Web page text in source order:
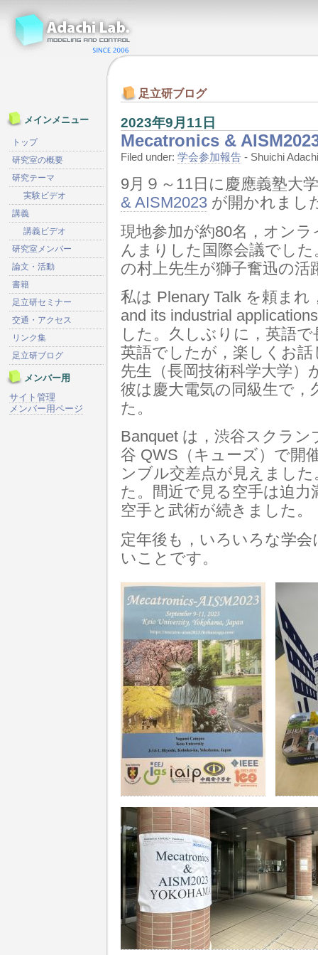
足立研ブログ
2023年9月11日
Mecatronics &
Filed under: 学会参加報告 - Shuichi
9月９～11日に慶應義塾大
& AISM2023 が開かれまし
現地参加が約80名，オン
んまりした国際会議でし
の村上先生が獅子奮迅の
私は Plenary Talk を頼まれ
and its industrial
した。久しぶりに，英語
英語でしたが，楽しくお
先生（長岡技術科学大学
彼は慶大電気の同級生で
た。
Banquet は，渋谷スクラ
谷 QWS（キューズ）で開
ンブル交差点が見えまし
た。間近で見る空手は迫
空手と武術が続きました。
定年後も，いろいろな学
いことです。
メインメニュー
トップ
研究室の概要
研究テーマ
実験ビデオ
講義
講義ビデオ
研究室メンバー
論文・活動
書籍
足立研セミナー
交通・アクセス
リンク集
足立研ブログ
メンバー用
サイト管理
メンバー用ページ